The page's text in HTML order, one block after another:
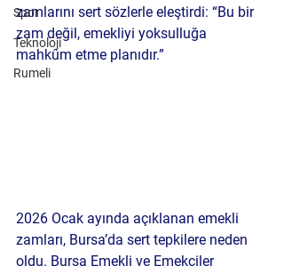
Spor
Teknoloji
Rumeli
zamlarını sert sözlerle eleştirdi: “Bu bir
zam değil, emekliyi yoksulluğa
mahkûm etme planıdır.”
2026 Ocak ayında açıklanan emekli
zamları, Bursa’da sert tepkilere neden
oldu. Bursa Emekli ve Emekçiler